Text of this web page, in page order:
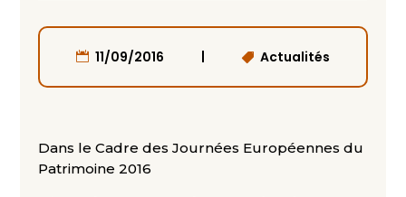
11/09/2016 | Actualités
Dans le Cadre des Journées Européennes du
Patrimoine 2016